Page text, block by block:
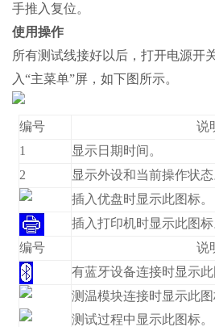
手推入复位。
使用操作
所有测试线接好以后，打开电源开
入“主菜单”屏，如下图所示。
编号
说
1
显示日期时间。
2
显示外设和当前操作状态
插入优盘时显示此图标。
插入打印机时显示此图标
编号
说
有蓝牙设备连接时显示此
测温模块连接时显示此图
测试过程中显示此图标。